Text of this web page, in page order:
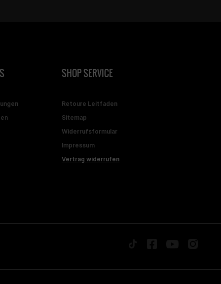
SHOP SERVICE
Retoure Leitfaden
Sitemap
Widerrufsformular
Impressum
Vertrag widerrufen